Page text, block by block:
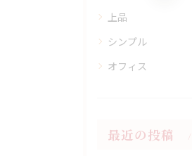
上品
シンプル
オフィス
最近の投稿